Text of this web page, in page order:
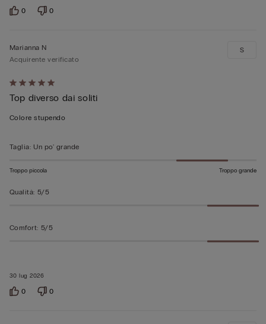
0 0
Valutato
5
su
30 lug 2026
Marianna N
Acquirente verificato
Top diverso dai soliti
Colore stupendo
S
Taglia: Un po' grande
Troppo piccola Troppo grande
Qualità: 5/5
Comfort: 5/5
0 0